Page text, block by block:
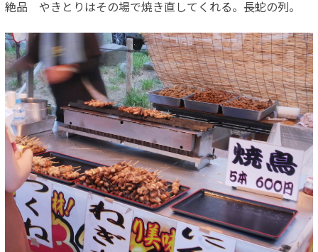
絶品 やきとりはその場で焼き直してくれる。長蛇の列。